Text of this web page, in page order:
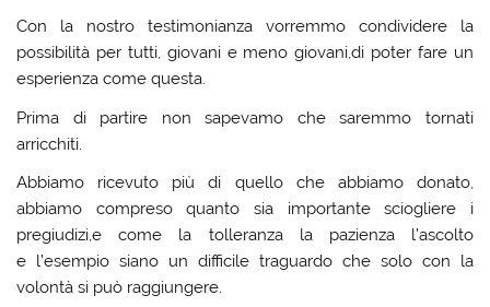
Con la nostro testimonianza vorremmo condividere la
possibilità per tutti, giovani e meno giovani,di poter fare un
esperienza come questa.
Prima di partire non sapevamo che saremmo tornati
arricchiti.
Abbiamo ricevuto più di quello che abbiamo donato,
abbiamo compreso quanto sia importante sciogliere i
pregiudizi,e come la tolleranza la pazienza l’ascolto
e l’esempio siano un difficile traguardo che solo con la
volontà si può raggiungere.